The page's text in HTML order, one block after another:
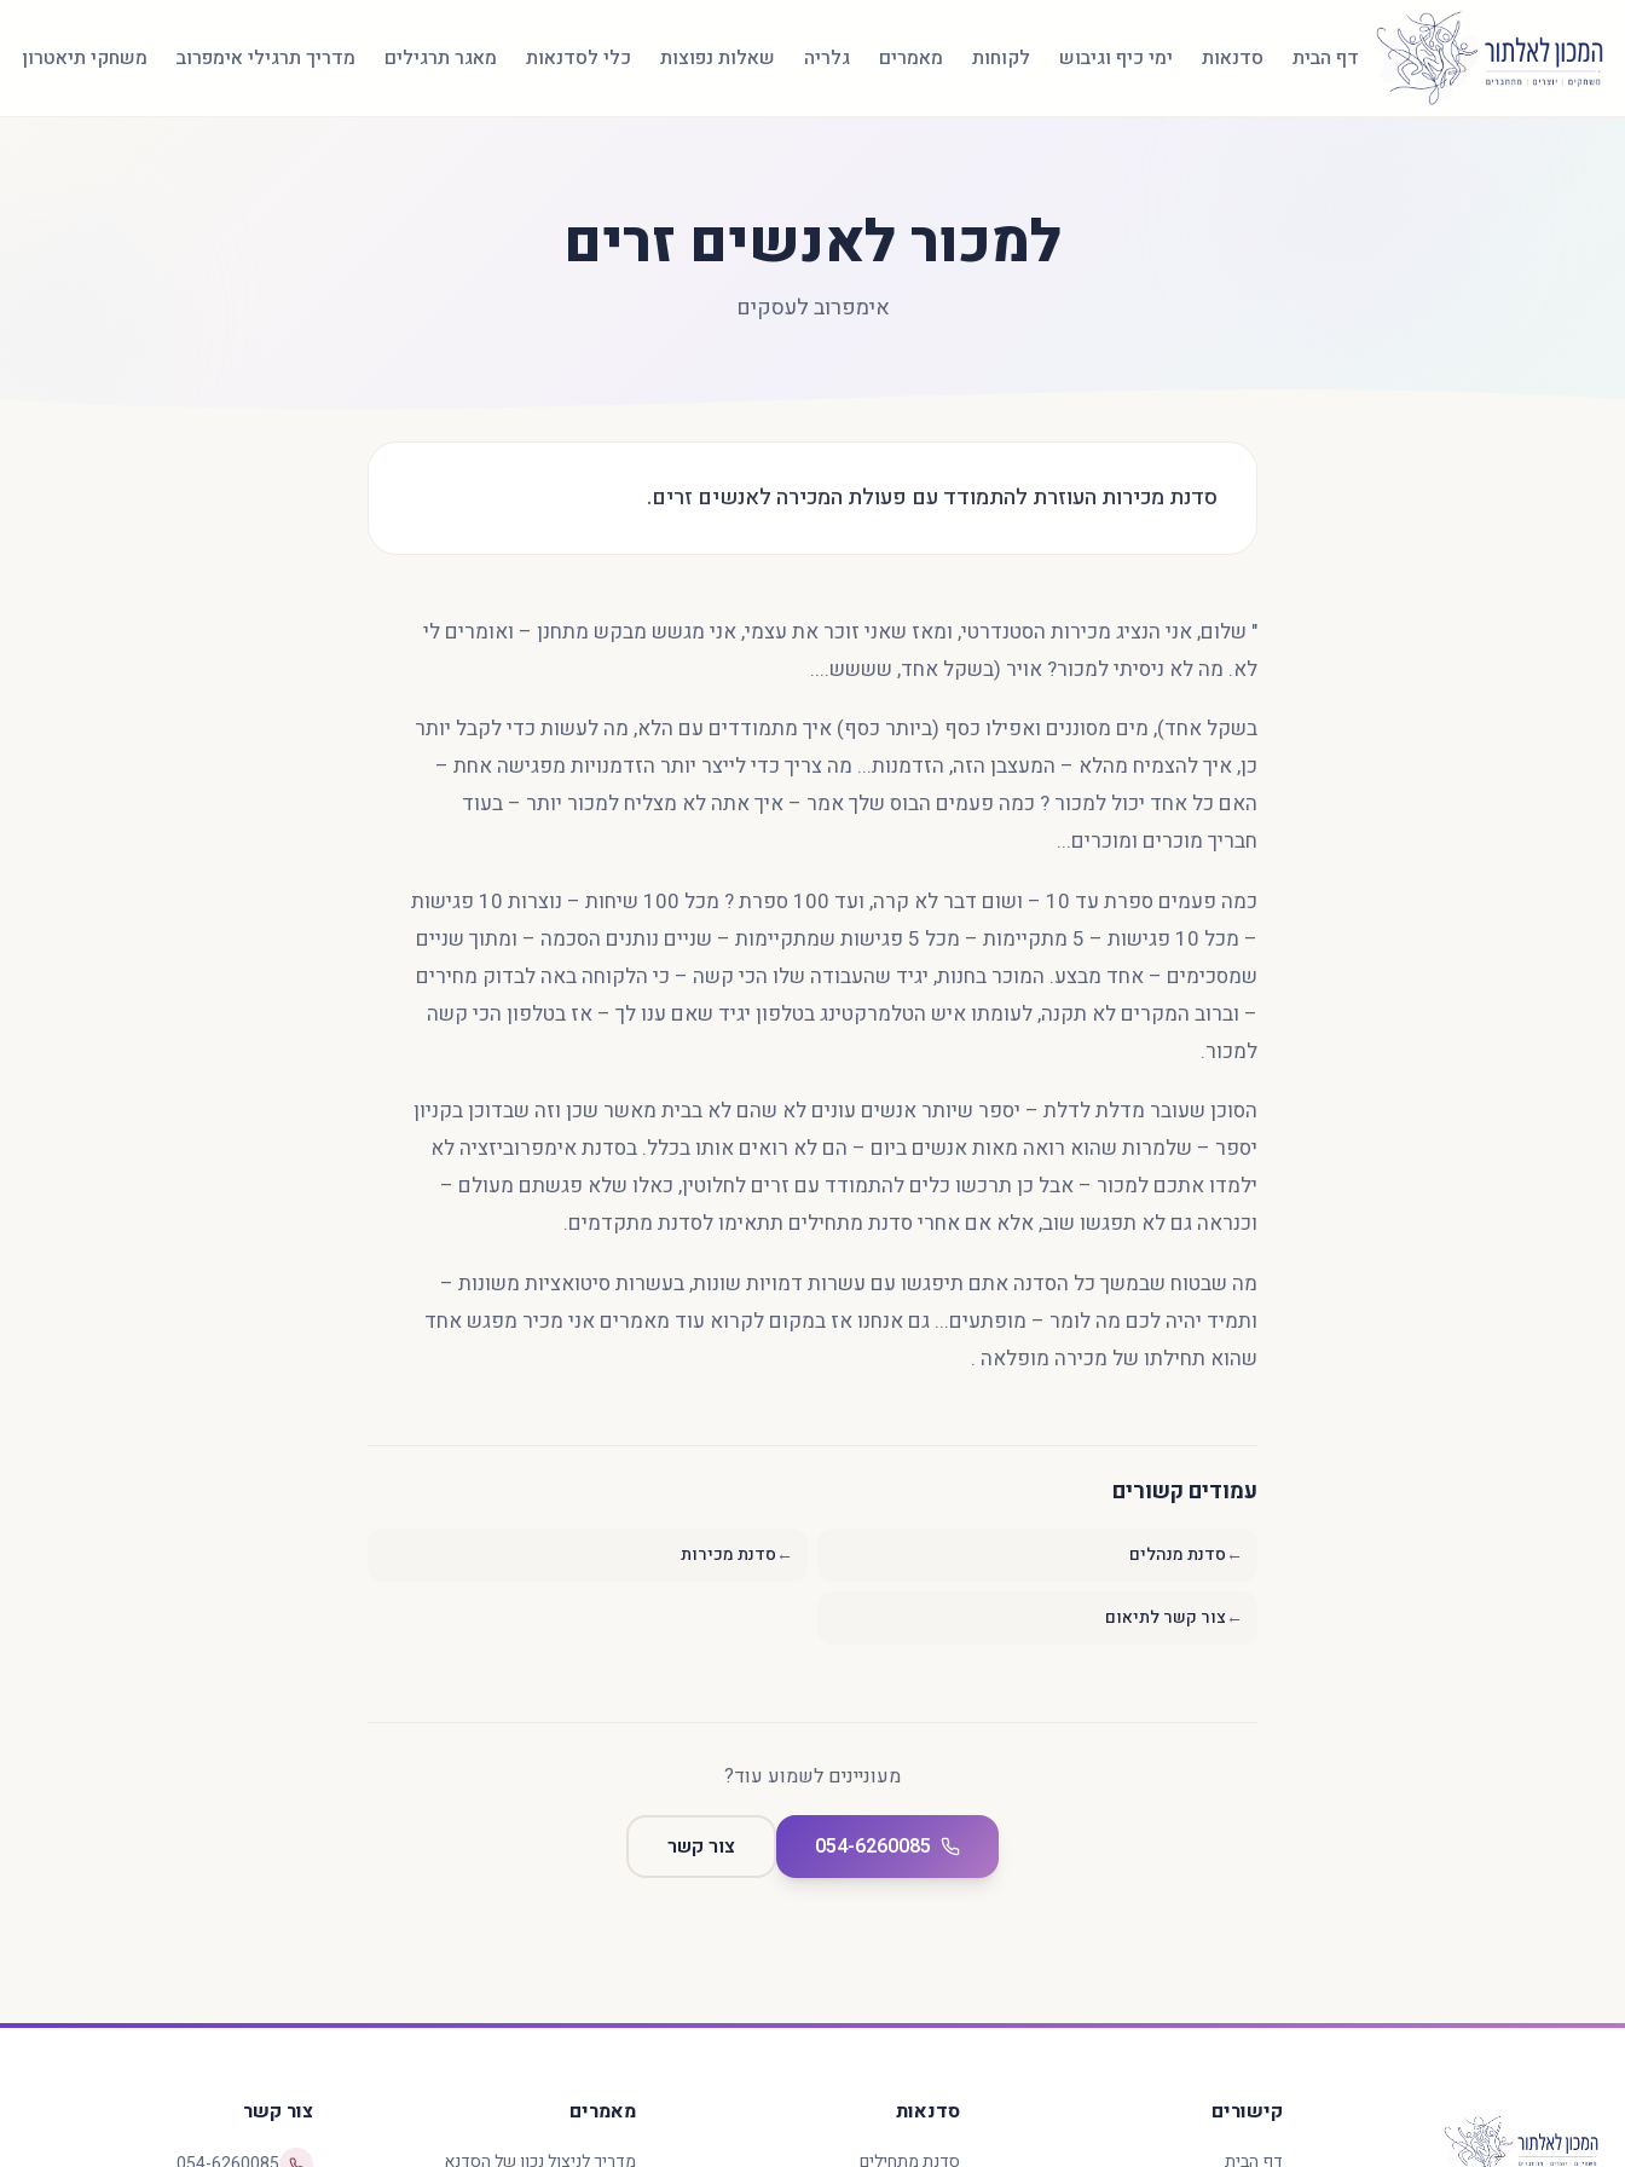
דף הבית סדנאות ימי כיף וגיבוש לקוחות מאמרים גלריה שאלות נפוצות כלי לסדנאות מאגר תרגילים מדריך תרגילי אימפרוב משחקי תיאטרון
למכור לאנשים זרים
אימפרוב לעסקים
סדנת מכירות העוזרת להתמודד עם פעולת המכירה לאנשים זרים.
" שלום, אני הנציג מכירות הסטנדרטי, ומאז שאני זוכר את עצמי, אני מגשש מבקש מתחנן – ואומרים לי
לא. מה לא ניסיתי למכור? אויר (בשקל אחד, שששש....
בשקל אחד), מים מסוננים ואפילו כסף (ביותר כסף) איך מתמודדים עם הלא, מה לעשות כדי לקבל יותר
כן, איך להצמיח מהלא – המעצבן הזה, הזדמנות... מה צריך כדי לייצר יותר הזדמנויות מפגישה אחת –
האם כל אחד יכול למכור ? כמה פעמים הבוס שלך אמר – איך אתה לא מצליח למכור יותר – בעוד
חבריך מוכרים ומוכרים...
כמה פעמים ספרת עד 10 – ושום דבר לא קרה, ועד 100 ספרת ? מכל 100 שיחות – נוצרות 10 פגישות
– מכל 10 פגישות – 5 מתקיימות – מכל 5 פגישות שמתקיימות – שניים נותנים הסכמה – ומתוך שניים
שמסכימים – אחד מבצע. המוכר בחנות, יגיד שהעבודה שלו הכי קשה – כי הלקוחה באה לבדוק מחירים
– וברוב המקרים לא תקנה, לעומתו איש הטלמרקטינג בטלפון יגיד שאם ענו לך – אז בטלפון הכי קשה
למכור.
הסוכן שעובר מדלת לדלת – יספר שיותר אנשים עונים לא שהם לא בבית מאשר שכן וזה שבדוכן בקניון
יספר – שלמרות שהוא רואה מאות אנשים ביום – הם לא רואים אותו בכלל. בסדנת אימפרוביזציה לא
ילמדו אתכם למכור – אבל כן תרכשו כלים להתמודד עם זרים לחלוטין, כאלו שלא פגשתם מעולם –
וכנראה גם לא תפגשו שוב, אלא אם אחרי סדנת מתחילים תתאימו לסדנת מתקדמים.
מה שבטוח שבמשך כל הסדנה אתם תיפגשו עם עשרות דמויות שונות, בעשרות סיטואציות משונות –
ותמיד יהיה לכם מה לומר – מופתעים... גם אנחנו אז במקום לקרוא עוד מאמרים אני מכיר מפגש אחד
שהוא תחילתו של מכירה מופלאה .
עמודים קשורים
←סדנת מנהלים ←סדנת מכירות
←צור קשר לתיאום
מעוניינים לשמוע עוד?
054-6260085 צור קשר
קישורים
דף הבית
סדנאות
סדנת מתחילים
מאמרים
מדריך לניצול נכון של הסדנא
צור קשר